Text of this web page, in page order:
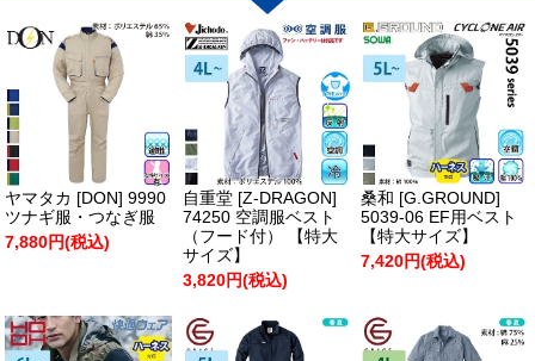
ヤマタカ [DON] 9990
ツナギ服・つなぎ服
7,880円(税込)
自重堂 [Z-DRAGON]
74250 空調服ベスト
（フード付） 【特大
サイズ】
3,820円(税込)
桑和 [G.GROUND]
5039-06 EF用ベスト
【特大サイズ】
7,420円(税込)